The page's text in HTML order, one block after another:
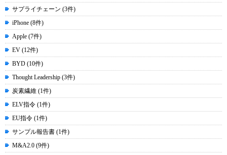
サプライチェーン (3件)
iPhone (8件)
Apple (7件)
EV (12件)
BYD (10件)
Thought Leadership (3件)
炭素繊維 (1件)
ELV指令 (1件)
EU指令 (1件)
サンプル報告書 (1件)
M&A2.0 (9件)